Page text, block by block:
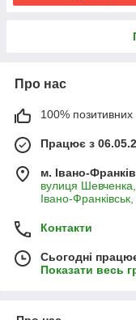
Про нас
100% позитивних
Працює з
м. Івано-
вулиця
Івано-
Контакти
Сьогодні
Показати весь